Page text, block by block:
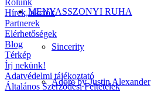
MENYASSZONYI RUHA
Sincerity
Adore by Justin Alexander
Hírek, akciók
Partnerek
Elérhetőségek
Blog
Térkép
Írj nekünk!
Adatvédelmi tájékoztató
Általános Szerződési Feltételek